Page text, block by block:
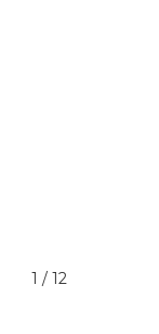
1 / 12